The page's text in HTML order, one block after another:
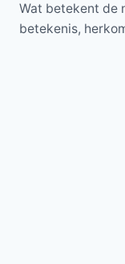
Wat betekent de
betekenis,